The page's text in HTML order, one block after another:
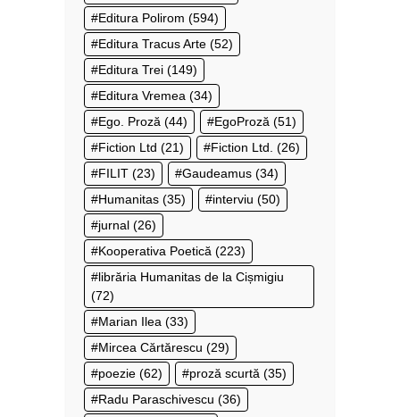
Editura Polirom (594)
Editura Tracus Arte (52)
Editura Trei (149)
Editura Vremea (34)
Ego. Proză (44) EgoProză (51)
Fiction Ltd (21) Fiction Ltd. (26)
FILIT (23) Gaudeamus (34)
Humanitas (35) interviu (50)
jurnal (26)
Kooperativa Poetică (223)
librăria Humanitas de la Cișmigiu
(72)
Marian Ilea (33)
Mircea Cărtărescu (29)
poezie (62) proză scurtă (35)
Radu Paraschivescu (36)